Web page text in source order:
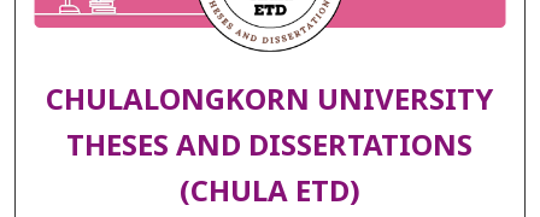
CHULALONGKORN UNIVERSITY
THESES AND DISSERTATIONS
(CHULA ETD)